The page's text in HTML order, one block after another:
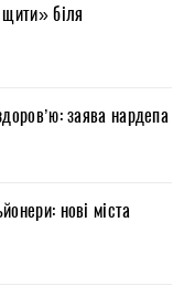
біля
заява нардепа
нові міста